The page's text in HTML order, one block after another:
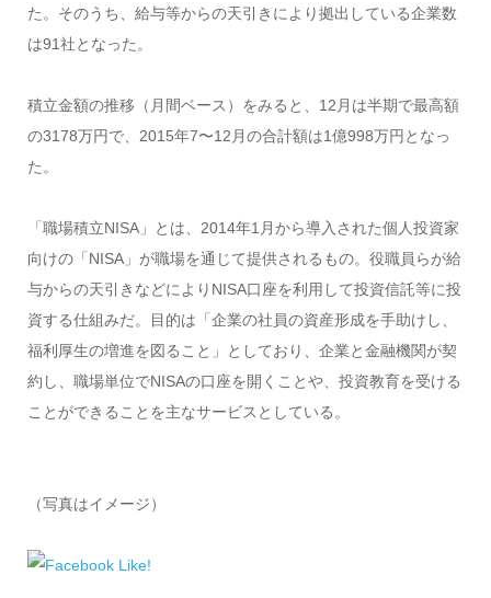
た。そのうち、給与等からの天引きにより拠出している企業数
は91社となった。
積立金額の推移（月間ベース）をみると、12月は半期で最高額
の3178万円で、2015年7〜12月の合計額は1億998万円となっ
た。
「職場積立NISA」とは、2014年1月から導入された個人投資家
向けの「NISA」が職場を通じて提供されるもの。役職員らが給
与からの天引きなどによりNISA口座を利用して投資信託等に投
資する仕組みだ。目的は「企業の社員の資産形成を手助けし、
福利厚生の増進を図ること」としており、企業と金融機関が契
約し、職場単位でNISAの口座を開くことや、投資教育を受ける
ことができることを主なサービスとしている。
（写真はイメージ）